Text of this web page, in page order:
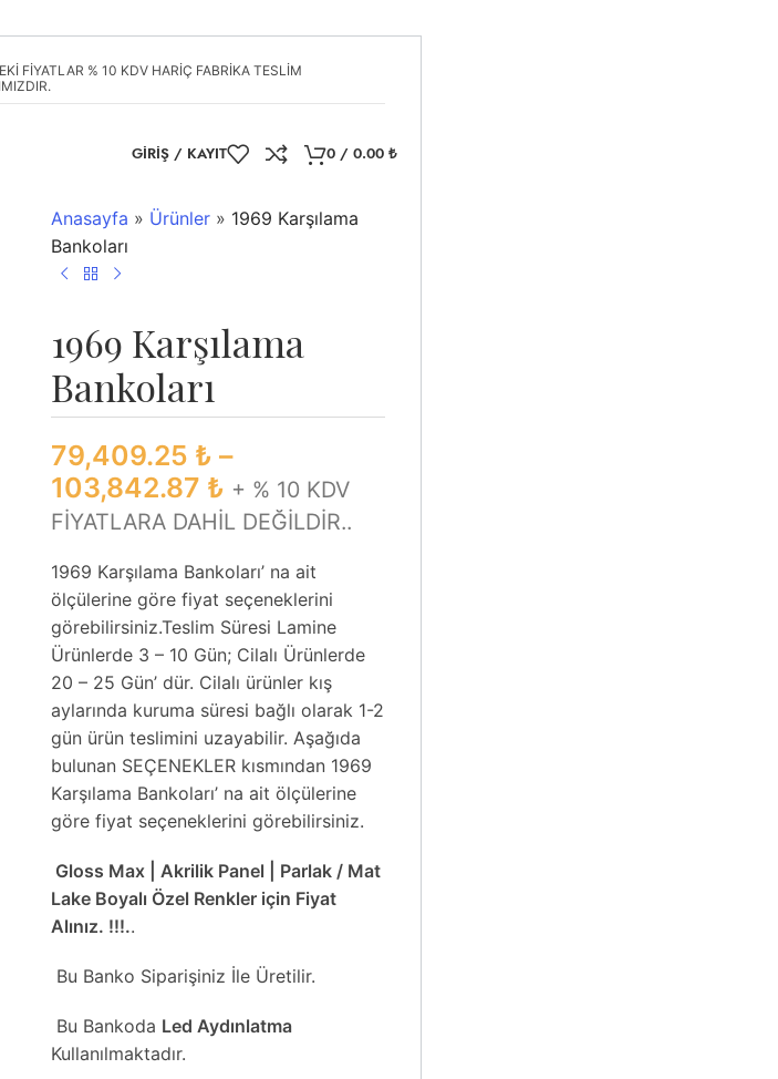
FİYATLAR % 10 KDV HARİÇ FABRİKA TESLİM
GIRIŞ / KAYIT 0 / 0.00 ₺
tıklayınAnasayfa » Ürünler» 1969 Karşılama
Bankoları
1969 Karşılama
Bankoları
79,409.25 ₺ –
103,842.87 ₺ + % 10 KDV
FİYATLARA DAHİL DEĞİLDİR..
1969 Karşılama Bankoları’ na ait
ölçülerine göre fiyat seçeneklerini
görebilirsiniz.Teslim Süresi Lamine
Ürünlerde 3 – 10 Gün; Cilalı Ürünlerde
20 – 25 Gün’ dür. Cilalı ürünler kış
aylarında kuruma süresi bağlı olarak 1-2
gün ürün teslimini uzayabilir. Aşağıda
bulunan SEÇENEKLER kısmından 1969
Karşılama Bankoları’ na ait ölçülerine
göre fiyat seçeneklerini görebilirsiniz.
Gloss Max | Akrilik Panel | Parlak / Mat
Lake Boyalı Özel Renkler için Fiyat
Alınız. !!!..
Bu Banko Siparişiniz İle Üretilir.
Bu Bankoda Led Aydınlatma
Kullanılmaktadır.